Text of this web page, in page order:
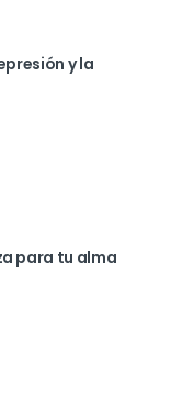
y la
para tu alma